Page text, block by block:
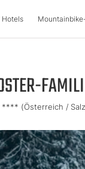
Italien
Südtirol
Trentino
Hotels
Bike-
Tour & Trail
Enduro &
e-
(Österreich /